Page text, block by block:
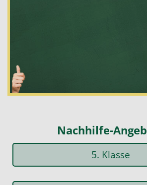
Nachhilfe-
5. Klasse